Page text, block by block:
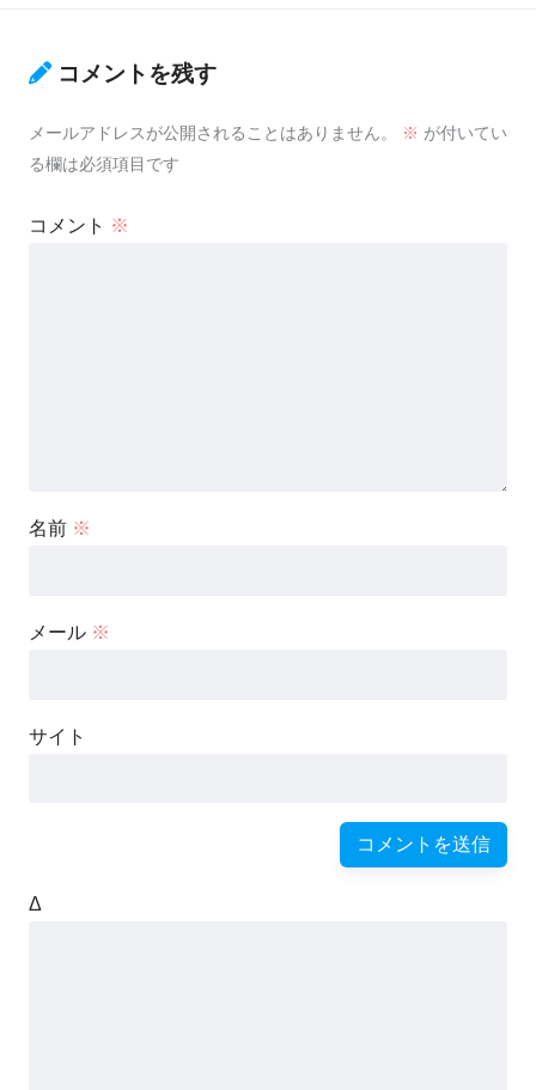
コメントを残す
メールアドレスが公開されることはありません。 ※ が付いてい
る欄は必須項目です
コメント ※
名前 ※
メール ※
サイト
Δ